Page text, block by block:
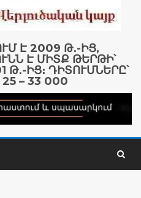
Է 2009 Թ․-ԻՑ,
Է ՄԻՏՔ ԹԵՐԹԻ՝
Թ․-ԻՑ։ ԴԻՏՈՒՄՆԵՐԸ՝
– 33 000